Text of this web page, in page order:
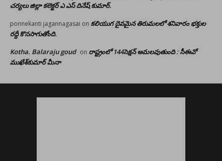
చర్యలు జిల్లా కలెక్టర్ ఎ ఎస్ దినేష్ కుమార్.
ponnekanti jagannagasai on కలియుగ దైవమైన తిరుమలలో శనివారం భక్తుల
రద్దీ కొనసాగుతోంది.
Kotha. Balaraju goud on రాష్ట్రంలో 144సెక్షన్ అమలవుతుంది : సీఈవో
ముఖేశ్‌కుమార్‌ మీనా